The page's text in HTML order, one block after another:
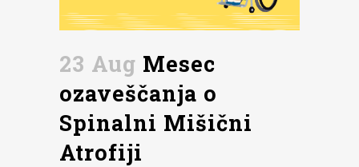
23 Aug Mesec
ozaveščanja o
Spinalni Mišični
Atrofiji